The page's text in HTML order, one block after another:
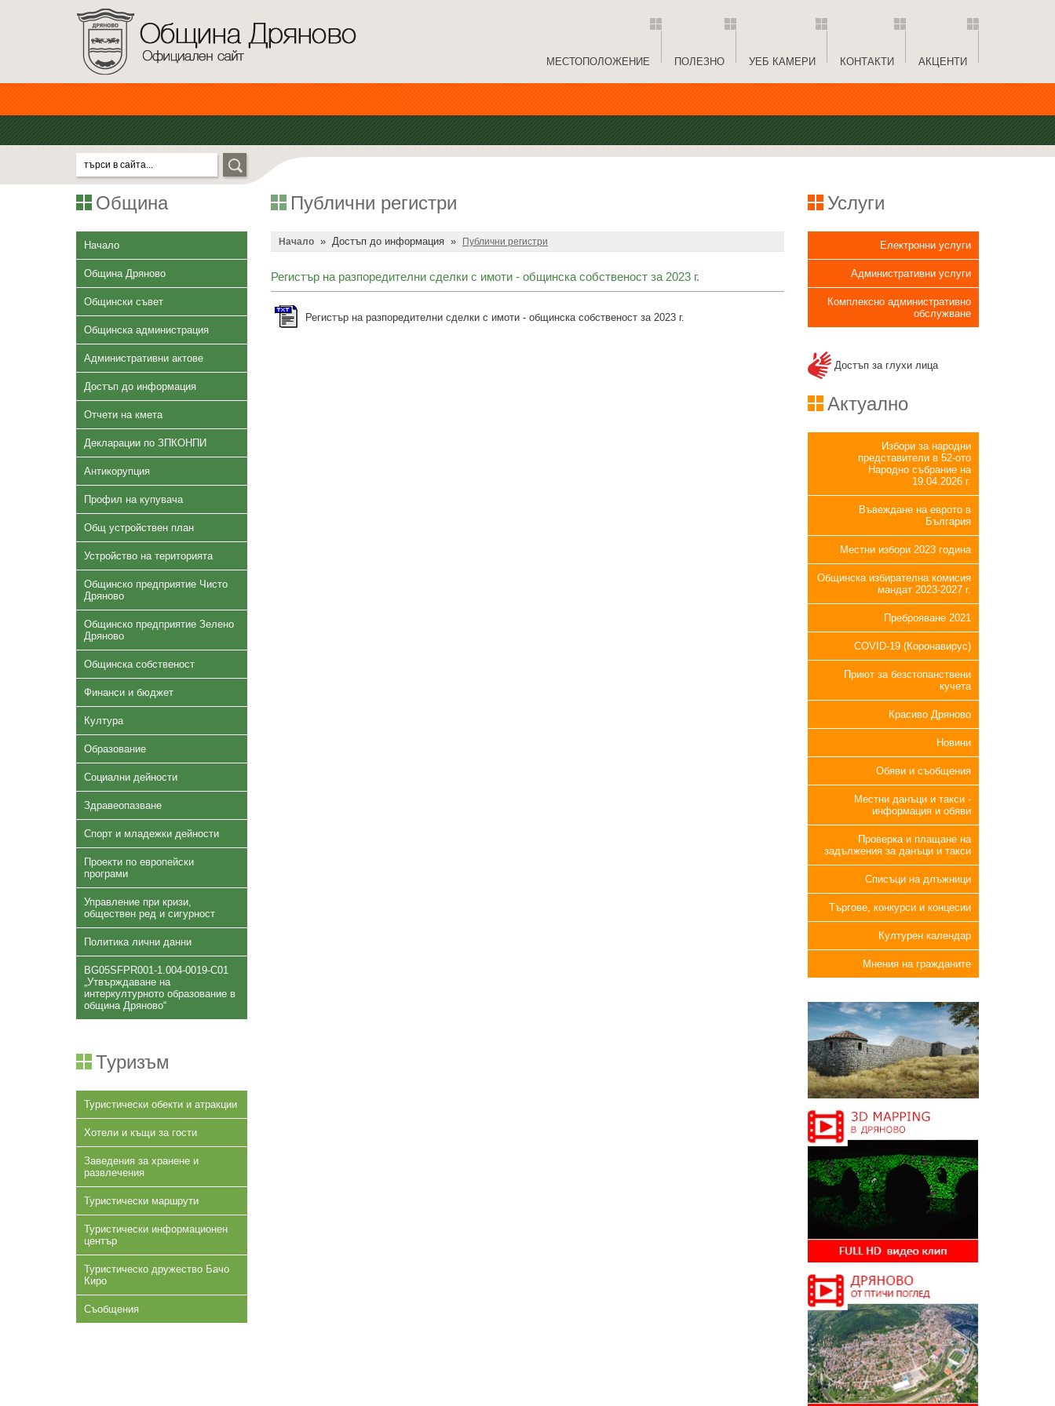
МЕСТОПОЛОЖЕНИЕ ПОЛЕЗНО УЕБ КАМЕРИ КОНТАКТИ АКЦЕНТИ
Община
Начало
Община Дряново
Общински съвет
Общинска администрация
Административни актове
Достъп до информация
Отчети на кмета
Декларации по ЗПКОНПИ
Антикорупция
Профил на купувача
Общ устройствен план
Устройство на територията
Общинско предприятие Чисто
Дряново
Общинско предприятие Зелено
Дряново
Общинска собственост
Финанси и бюджет
Култура
Образование
Социални дейности
Здравеопазване
Спорт и младежки дейности
Проекти по европейски
програми
Управление при кризи,
обществен ред и сигурност
Политика лични данни
BG05SFPR001-1.004-0019-C01
„Утвърждаване на
интеркултурното образование в
община Дряново“
Туризъм
Туристически обекти и атракции
Хотели и къщи за гости
Заведения за хранене и
развлечения
Туристически маршрути
Туристически информационен
център
Туристическо дружество Бачо
Киро
Съобщения
Публични регистри
Начало » Достъп до информация » Публични регистри
Регистър на разпоредителни сделки с имоти - общинска собственост за 2023 г.
Регистър на разпоредителни сделки с имоти - общинска собственост за 2023 г.
Услуги
Електронни услуги
Административни услуги
Комплексно административно
обслужване
Достъп за глухи лица
Актуално
Избори за народни
представители в 52-ото
Народно събрание на
19.04.2026 г.
Въвеждане на еврото в
България
Местни избори 2023 година
Общинска избирателна комисия
мандат 2023-2027 г.
Преброяване 2021
COVID-19 (Коронавирус)
Приют за безстопанствени
кучета
Красиво Дряново
Новини
Обяви и съобщения
Местни данъци и такси -
информация и обяви
Проверка и плащане на
задължения за данъци и такси
Списъци на длъжници
Търгове, конкурси и концесии
Културен календар
Мнения на гражданите